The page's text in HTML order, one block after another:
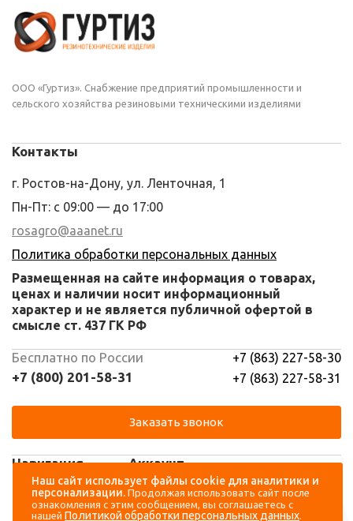
ООО «Гуртиз». Снабжение предприятий промышленности и
сельского хозяйства резиновыми техническими изделиями
Навигация
Каталог
Аккаунт
Вход
Контакты
г. Ростов-на-Дону, ул. Ленточная, 1
Пн-Пт: с 09:00 — до 17:00
rosagro@aaanet.ru
Политика обработки персональных данных
Размещенная на сайте информация о товарах,
ценах и наличии носит информационный
характер и не является публичной офертой в
смысле ст. 437 ГК РФ
Бесплатно по России
+7 (800) 201-58-31
+7 (863) 227-58-30
+7 (863) 227-58-31
Заказать звонок
Наш сайт использует файлы cookie для аналитики и
персонализации. Продолжая использовать сайт после
ознакомления с этим сообщением, вы соглашаетесь с
нашей Политикой обработки персональных данных.